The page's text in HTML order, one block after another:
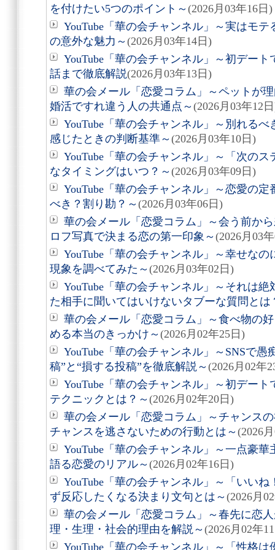
を付けたい5つのポイント～ (2026月03年16日)
YouTube「華の会チャンネル」～実はモ
の意外な魅力～ (2026月03年14日)
YouTube「華の会チャンネル」～初デー
話まで徹底解説(2026月03年13日)
華の会メール「恋愛コラム」～ペットが
婚活ですれ違う人の共通点～ (2026月03年12
YouTube「華の会チャンネル」～別れる
感じたときの判断基準～ (2026月03年10日)
YouTube「華の会チャンネル」～「次の
なタイミングはいつ？～ (2026月03年09日)
YouTube「華の会チャンネル」～恋愛の
べき？割り勘？～ (2026月03年06日)
華の会メール「恋愛コラム」～会う前か
ロフ写真で決まる恋の第一印象～ (2026月03
YouTube「華の会チャンネル」～幸せな
現象を調べてみた～ (2026月03年02日)
YouTube「華の会チャンネル」～それは
た相手に聞いてはいけないタブーな質問とは
華の会メール「恋愛コラム」～食べ物の
める本当のきっかけ～ (2026月02年25日)
YouTube「華の会チャンネル」～SNSで愚
稿”と“損する投稿”を徹底解説～ (2026月02年
YouTube「華の会チャンネル」～初デー
テクニックとは？～ (2026月02年20日)
華の会メール「恋愛コラム」～チャンス
チャンスを逃さないための行動とは～ (2026
YouTube「華の会チャンネル」～一点豪
語る恋愛のリアル～ (2026月02年16日)
YouTube「華の会チャンネル」～「いい
ず反応したくなる決まり文句とは～ (2026月
華の会メール「恋愛コラム」～春先に恋
理・生理・社会的理由を解説～ (2026月02年
YouTube「華の会チャンネル」～「性格